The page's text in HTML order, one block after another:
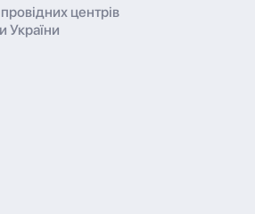
центрів
України